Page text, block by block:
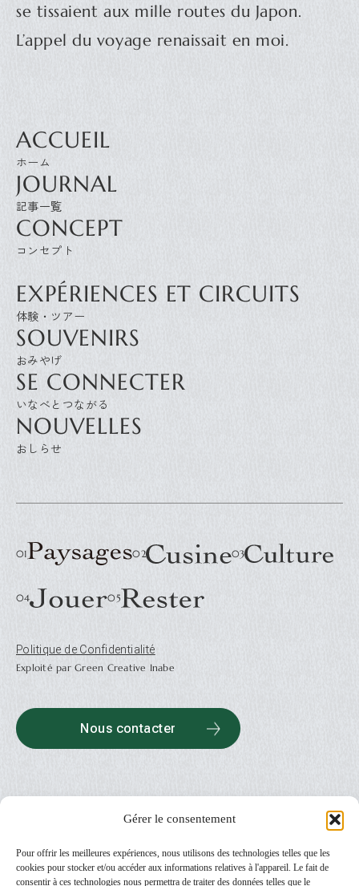
Gérer le consentement
Pour offrir les meilleures expériences, nous utilisons des technologies telles que les
cookies pour stocker et/ou accéder aux informations relatives à l'appareil. Le fait de
consentir à ces technologies nous permettra de traiter des données telles que le
se tissaient aux mille routes du Japon.
L’appel du voyage renaissait en moi.
ACCUEIL
JOURNAL
CONCEPT
EXPÉRIENCES ET CIRCUITS
SOUVENIRS
SE CONNECTER
NOUVELLES
Nous contacter
Politique de Confidentialité
Exploité par Green Creative Inabe